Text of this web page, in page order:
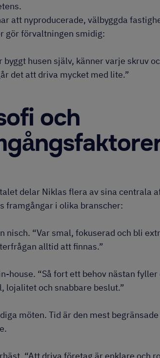
att nyproducerade, välbyggda
gör förvaltningen smidig:
byggt husen själv, känner varje skruv
det att driva mycket med lite.”
och
delar Niklas flera av sina centrala
framgångar i olika branscher:
nisch. “Var smal, fokuserad och bli
alltid att finnas.”
house. “Så fort ett behov nästan
lojalitet och snabbare beslut.”
möten. Tid är den mest